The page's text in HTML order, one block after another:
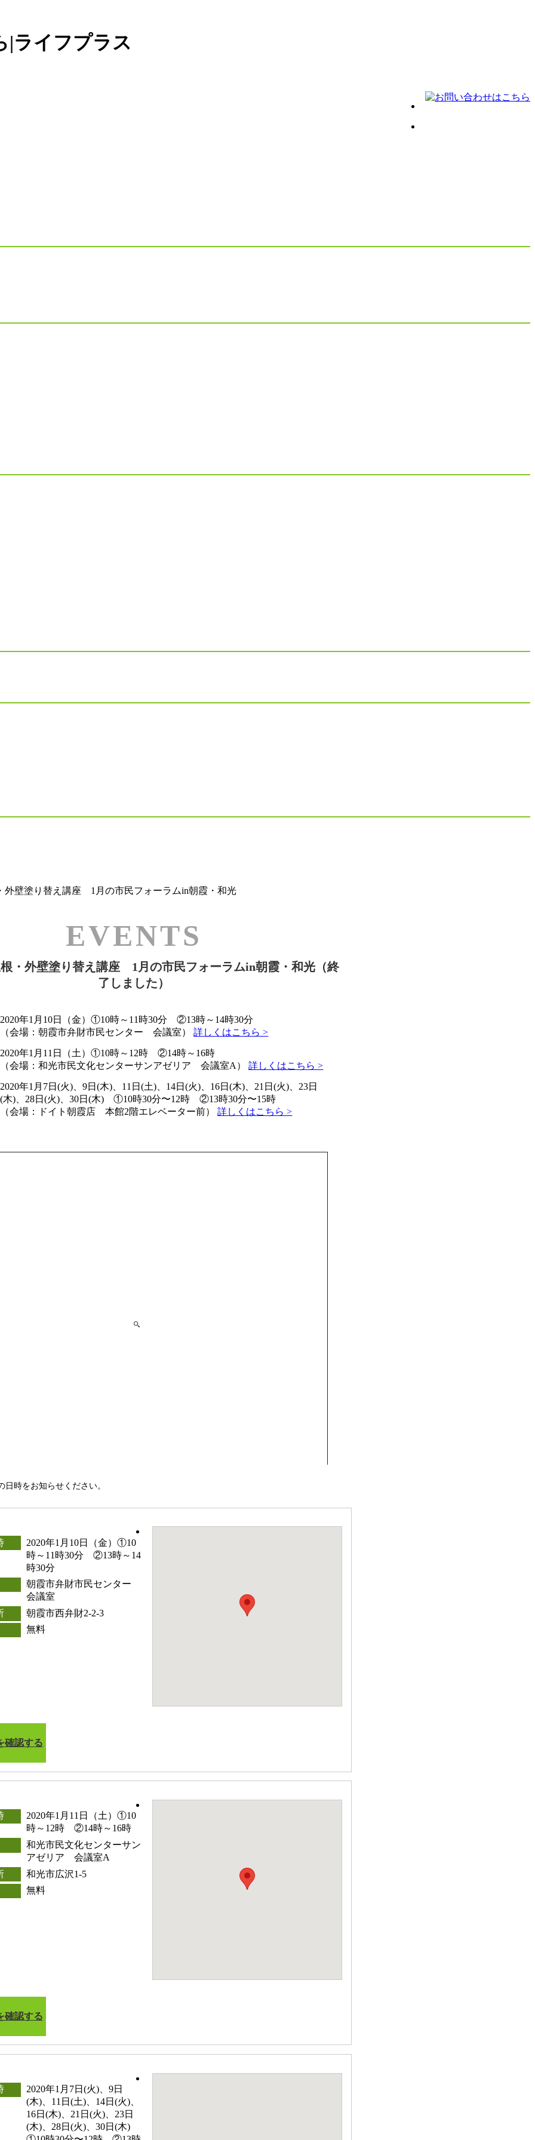
|ライフプラス
外壁塗り替え講座 1月の市民フォーラムin朝霞・和光
・外壁塗り替え講座 1月の市民フォーラムin朝霞・和光（終
了しました）
2020年1月10日（金）①10時～11時30分 ②13時～14時30分
（会場：朝霞市弁財市民センター 会議室）詳しくはこちら >
2020年1月11日（土）①10時～12時 ②14時～16時
（会場：和光市民文化センターサンアゼリア 会議室A）詳しくはこちら >
2020年1月7日(火)、9日(木)、11日(土)、14日(火)、16日(木)、21日(火)、23日
(木)、28日(火)、30日(木) ①10時30分〜12時 ②13時30分〜15時
（会場：ドイト朝霞店 本館2階エレベーター前）詳しくはこちら >
日時をお知らせください。
2020年1月10日（金）①10
時～11時30分 ②13時～14
時30分
朝霞市弁財市民センター
会議室
朝霞市西弁財2-2-3
無料
確認する
2020年1月11日（土）①10
時～12時 ②14時～16時
和光市民文化センターサン
アゼリア 会議室A
和光市広沢1-5
無料
確認する
2020年1月7日(火)、9日
(木)、11日(土)、14日(火)、
16日(木)、21日(火)、23日
(木)、28日(火)、30日(木)